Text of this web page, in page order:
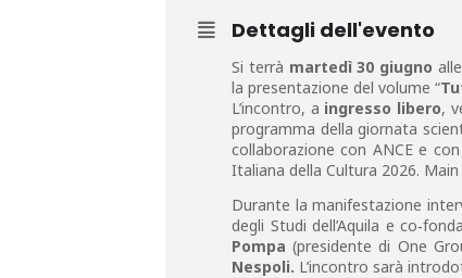
Dettagli dell'evento
Si terrà martedì 30 giugno
la presentazione del volume “
L’incontro, a ingresso libero,
programma della giornata
collaborazione con ANCE e
Italiana della Cultura 2026. Main
Durante la manifestazione
degli Studi dell’Aquila e
Pompa (presidente di One
Nespoli. L’incontro sarà